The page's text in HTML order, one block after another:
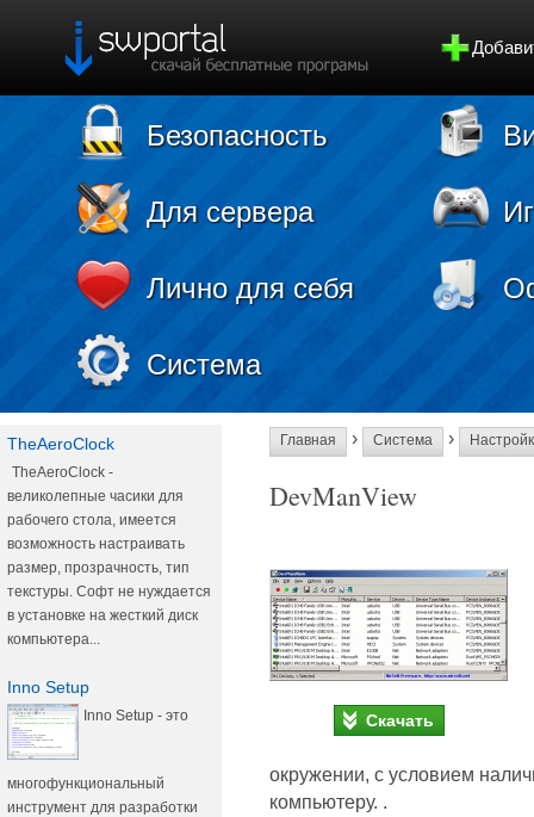
Безопасность
Для сервера
Лично для себя
Система
TheAeroClock
TheAeroClock -
великолепные часики для
рабочего стола, имеется
возможность настраивать
размер, прозрачность, тип
текстуры. Софт не нуждается
в установке на жесткий диск
компьютера...
Inno Setup
Inno Setup - это
многофункциональный
инструмент для разработки
Главная › Система ›
DevManView
Скачать
окружении, с условием
компьютеру. .